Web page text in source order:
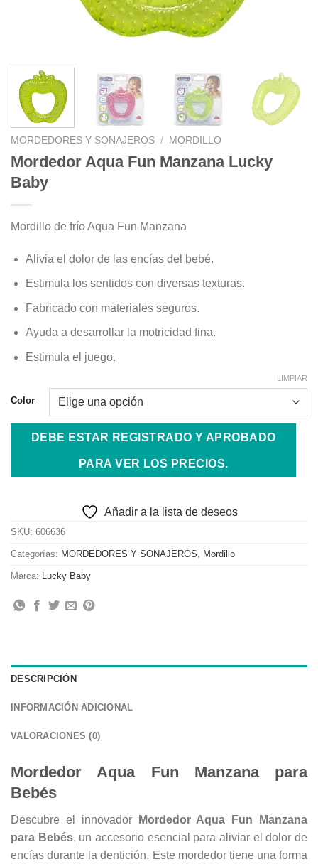
MORDEDORES Y SONAJEROS / MORDILLO
Mordedor Aqua Fun Manzana Lucky
Baby
Mordillo de frío Aqua Fun Manzana
Alivia el dolor de las encías del bebé.
Estimula los sentidos con diversas texturas.
Fabricado con materiales seguros.
Ayuda a desarrollar la motricidad fina.
Estimula el juego.
Color
LIMPIAR
DEBE ESTAR REGISTRADO Y APROBADO
PARA VER LOS PRECIOS.
Añadir a la lista de deseos
SKU: 606636
Categorías: MORDEDORES Y SONAJEROS Mordillo
Marca: Lucky Baby
DESCRIPCIÓN
INFORMACIÓN ADICIONAL
VALORACIONES (0)
Mordedor Aqua Fun Manzana para
Bebés
Descubre el innovador
Mordedor Aqua Fun Manzana
para Bebés, un accesorio esencial para aliviar el dolor de
encías durante la dentición. Este mordedor tiene una forma